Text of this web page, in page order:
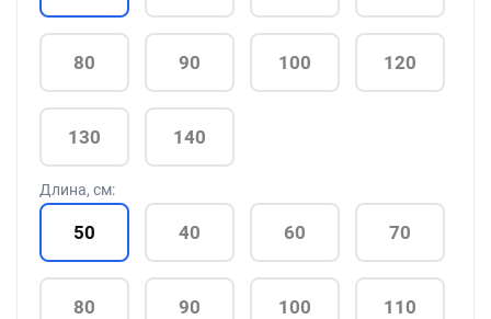
80 90 100 120
130 140
Длина, см:
50 40 60 70
80 90 100 110